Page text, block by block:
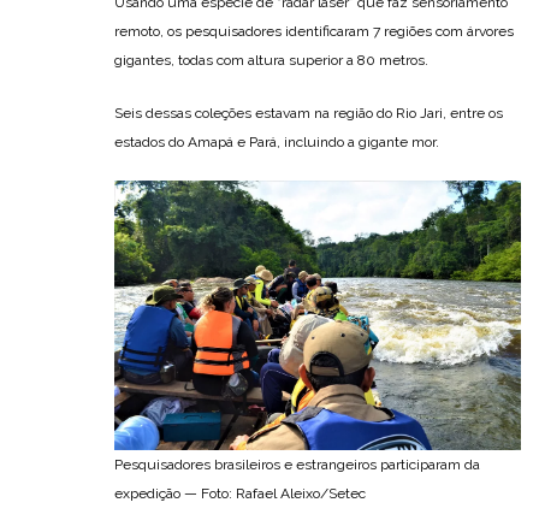
remoto, os pesquisadores identificaram 7 regiões com árvores
gigantes, todas com altura superior a 80 metros.
Seis dessas coleções estavam na região do Rio Jari, entre os
estados do Amapá e Pará, incluindo a gigante mor.
Pesquisadores brasileiros e estrangeiros participaram da
expedição — Foto: Rafael Aleixo/Setec